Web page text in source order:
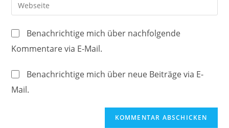
zum
ein
Mail-
zum
Kommentieren
deine
Website-
URL
ein
Benachrichtige mich über nachfolgende
Kommentare via E-Mail.
Benachrichtige mich über neue Beiträge via E-
Mail.